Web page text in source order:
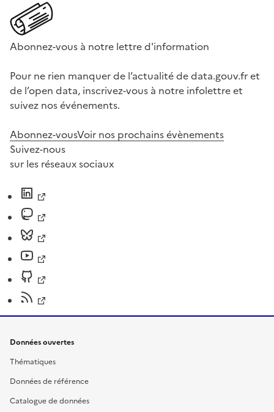
Abonnez-vous à notre lettre d'information
Pour ne rien manquer de l’actualité de data.gouv.fr et
de l’open data, inscrivez-vous à notre infolettre et
suivez nos événements.
Abonnez-vousVoir nos prochains évènements
Suivez-nous
sur les réseaux sociaux
Données ouvertes
Thématiques
Données de référence
Catalogue de données